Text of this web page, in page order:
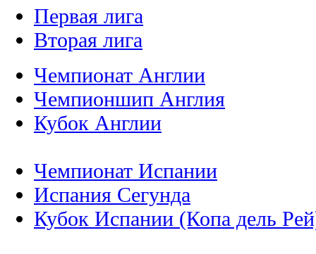
Первая лига
Вторая лига
Чемпионат Англии
Чемпионшип Англия
Кубок Англии
Чемпионат Испании
Испания Сегунда
Кубок Испании (Копа дель